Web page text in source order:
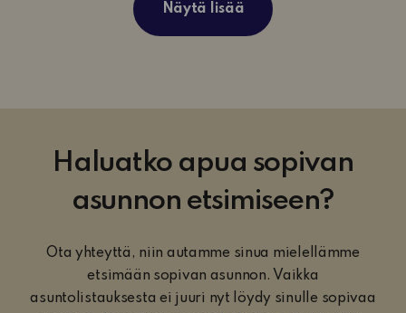
Näytä lisää
Haluatko apua sopivan
asunnon etsimiseen?
Ota yhteyttä, niin autamme sinua mielellämme
etsimään sopivan asunnon. Vaikka
asuntolistauksesta ei juuri nyt löydy sinulle sopivaa